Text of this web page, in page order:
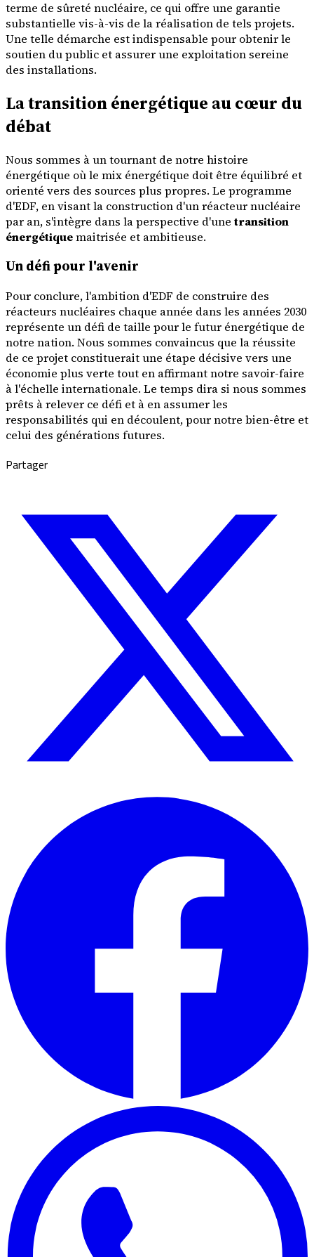
terme de sûreté nucléaire, ce qui offre une garantie
substantielle vis-à-vis de la réalisation de tels projets.
Une telle démarche est indispensable pour obtenir le
soutien du public et assurer une exploitation sereine
des installations.
La transition énergétique au cœur du
débat
Nous sommes à un tournant de notre histoire
énergétique où le mix énergétique doit être équilibré et
orienté vers des sources plus propres. Le programme
d'EDF, en visant la construction d'un réacteur nucléaire
par an, s'intègre dans la perspective d'une transition
énergétiquemaitrisée et ambitieuse.
Un défi pour l'avenir
Pour conclure, l'ambition d'EDF de construire des
réacteurs nucléaires chaque année dans les années 2030
représente un défi de taille pour le futur énergétique de
notre nation. Nous sommes convaincus que la réussite
de ce projet constituerait une étape décisive vers une
économie plus verte tout en affirmant notre savoir-faire
à l'échelle internationale. Le temps dira si nous sommes
prêts à relever ce défi et à en assumer les
responsabilités qui en découlent, pour notre bien-être et
celui des générations futures.
Partager